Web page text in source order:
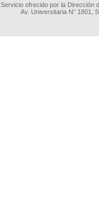
Servicio ofrecido por la Dirección
Av. Universitaria N° 1801,